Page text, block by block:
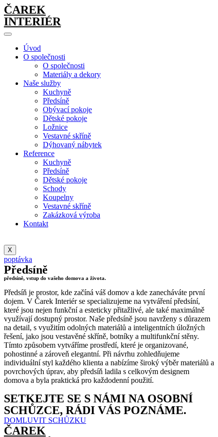
ČAREK
INTERIÉR
Úvod
O společnosti
O společnosti
Materiály a dekory
Naše služby
Kuchyně
Předsíně
Obývací pokoje
Dětské pokoje
Ložnice
Vestavné skříně
Dýhovaný nábytek
Reference
Kuchyně
Předsíně
Dětské pokoje
Schody
Koupelny
Vestavné skříně
Zakázková výroba
Kontakt
X
poptávka
Předsíně
předsíně, vstup do vašeho domova a života.
Předsíň je prostor, kde začíná váš domov a kde zanecháváte první
dojem. V Čarek Interiér se specializujeme na vytváření předsíní,
které jsou nejen funkční a esteticky přitažlivé, ale také maximálně
využívají dostupný prostor. Naše předsíně jsou navrženy s důrazem
na detail, s využitím odolných materiálů a inteligentních úložných
řešení, jako jsou vestavěné skříně, botníky a multifunkční stěny.
Tímto způsobem vytváříme prostředí, které je organizované,
pohostinné a zároveň elegantní. Při návrhu zohledňujeme
individuální styl každého klienta a nabízíme široký výběr materiálů a
povrchových úprav, aby předsíň ladila s celkovým designem
domova a byla praktická pro každodenní použití.
SETKEJTE SE S NÁMI NA OSOBNÍ
SCHŮZCE, RÁDI VÁS POZNÁME.
DOMLUVIT SCHŮZKU
ČAREK